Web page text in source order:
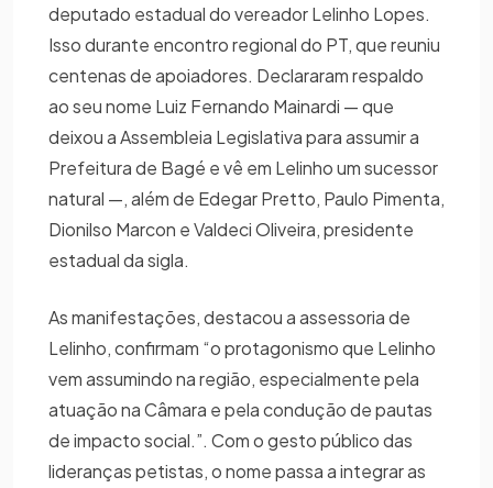
deputado estadual do vereador Lelinho Lopes.
Isso durante encontro regional do PT, que reuniu
centenas de apoiadores. Declararam respaldo
ao seu nome Luiz Fernando Mainardi — que
deixou a Assembleia Legislativa para assumir a
Prefeitura de Bagé e vê em Lelinho um sucessor
natural —, além de Edegar Pretto, Paulo Pimenta,
Dionilso Marcon e Valdeci Oliveira, presidente
estadual da sigla.
As manifestações, destacou a assessoria de
Lelinho, confirmam “o protagonismo que Lelinho
vem assumindo na região, especialmente pela
atuação na Câmara e pela condução de pautas
de impacto social.”. Com o gesto público das
lideranças petistas, o nome passa a integrar as